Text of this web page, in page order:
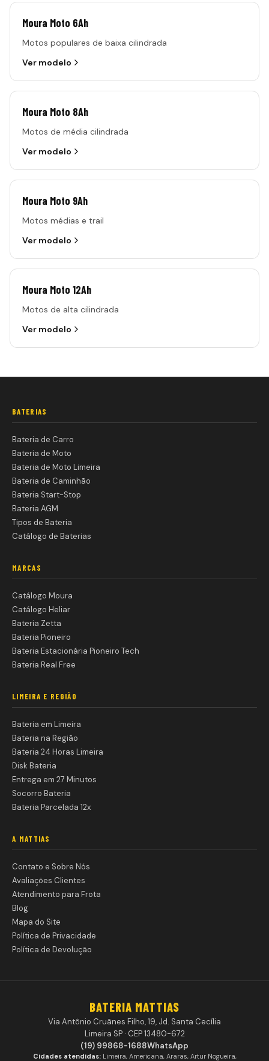
Moura Moto 6Ah
Motos populares de baixa cilindrada
Ver modelo
Moura Moto 8Ah
Motos de média cilindrada
Ver modelo
Moura Moto 9Ah
Motos médias e trail
Ver modelo
Moura Moto 12Ah
Motos de alta cilindrada
Ver modelo
BATERIAS
Bateria de Carro
Bateria de Moto
Bateria de Moto Limeira
Bateria de Caminhão
Bateria Start-Stop
Bateria AGM
Tipos de Bateria
Catálogo de Baterias
MARCAS
Catálogo Moura
Catálogo Heliar
Bateria Zetta
Bateria Pioneiro
Bateria Estacionária Pioneiro Tech
Bateria Real Free
LIMEIRA E REGIÃO
Bateria em Limeira
Bateria na Região
Bateria 24 Horas Limeira
Disk Bateria
Entrega em 27 Minutos
Socorro Bateria
Bateria Parcelada 12x
A MATTIAS
Contato e Sobre Nós
Avaliações Clientes
Atendimento para Frota
Blog
Mapa do Site
Política de Privacidade
Política de Devolução
BATERIA MATTIAS
Via Antônio Cruãnes Filho, 19, Jd. Santa Cecília
Limeira SP · CEP 13480-672
(19) 99868-1688WhatsApp
Cidades atendidas:Limeira, Americana, Araras, Artur Nogueira,